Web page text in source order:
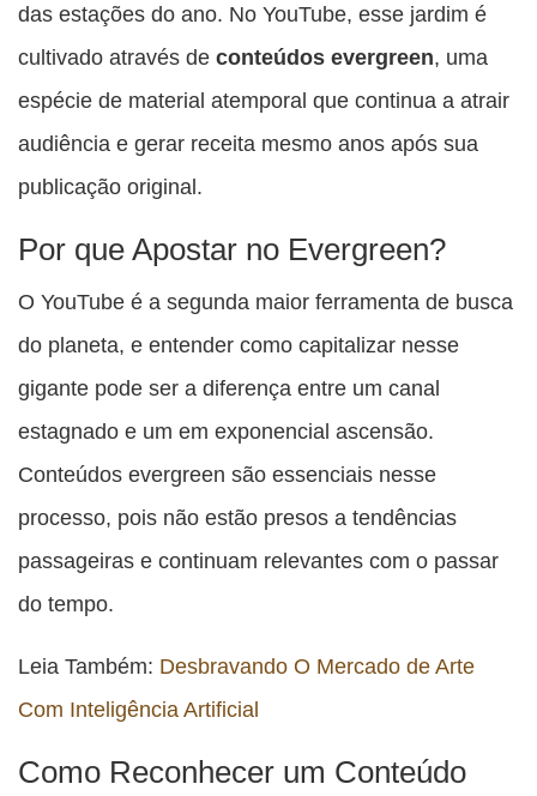
WhatsApp
Email
das estações do ano. No YouTube, esse jardim é
cultivado através de conteúdos evergreen, uma
espécie de material atemporal que continua a atrair
audiência e gerar receita mesmo anos após sua
publicação original.
Por que Apostar no Evergreen?
O YouTube é a segunda maior ferramenta de busca
do planeta, e entender como capitalizar nesse
gigante pode ser a diferença entre um canal
estagnado e um em exponencial ascensão.
Conteúdos evergreen são essenciais nesse
processo, pois não estão presos a tendências
passageiras e continuam relevantes com o passar
do tempo.
Leia Também: Desbravando O Mercado de Arte
Com Inteligência Artificial
Como Reconhecer um Conteúdo